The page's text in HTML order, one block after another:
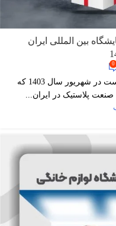
بین المللی ایران
0
هجدهمین نمایشگاه بین‌المللی ایران پلاست در شهریور سال 1403 که
پلاستیک در ایران...